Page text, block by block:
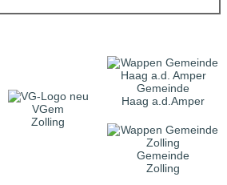
VGem
Zolling
Gemeinde
Haag a.d.Amper
Gemeinde
Zolling